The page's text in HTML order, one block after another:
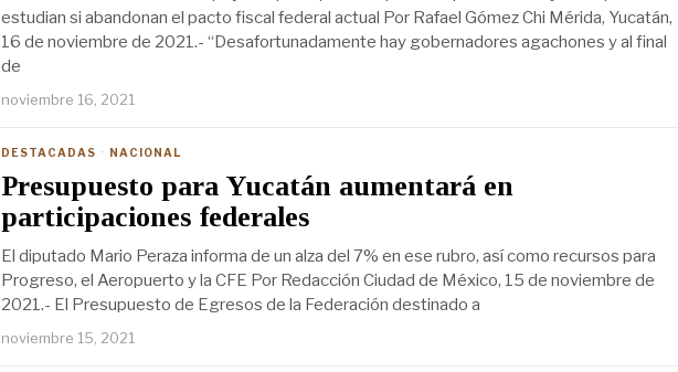
estudian si abandonan el pacto fiscal federal actual Por Rafael Gómez Chi Mérida, Yucatán,
16 de noviembre de 2021.- “Desafortunadamente hay gobernadores agachones y al final
de
noviembre 16, 2021
DESTACADAS · NACIONAL
Presupuesto para Yucatán aumentará en
participaciones federales
El diputado Mario Peraza informa de un alza del 7% en ese rubro, así como recursos para
Progreso, el Aeropuerto y la CFE Por Redacción Ciudad de México, 15 de noviembre de
2021.- El Presupuesto de Egresos de la Federación destinado a
noviembre 15, 2021